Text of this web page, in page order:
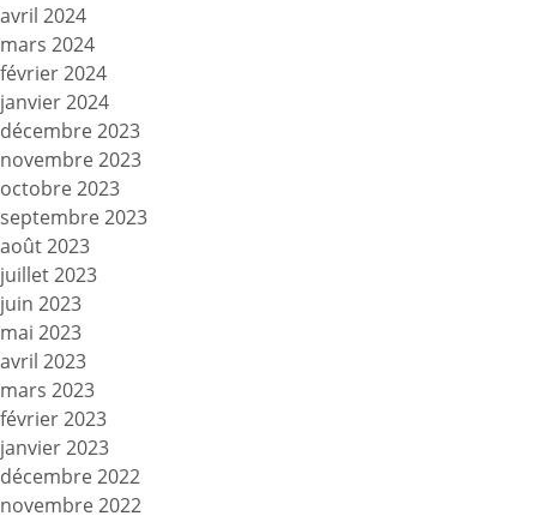
avril 2024
mars 2024
février 2024
janvier 2024
décembre 2023
novembre 2023
octobre 2023
septembre 2023
août 2023
juillet 2023
juin 2023
mai 2023
avril 2023
mars 2023
février 2023
janvier 2023
décembre 2022
novembre 2022